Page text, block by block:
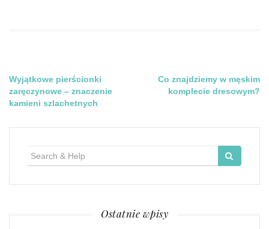
Nawigacja
wpisu
Wyjątkowe pierścionki
zaręczynowe – znaczenie
kamieni szlachetnych
Co znajdziemy w męskim
komplecie dresowym?
Ostatnie wpisy